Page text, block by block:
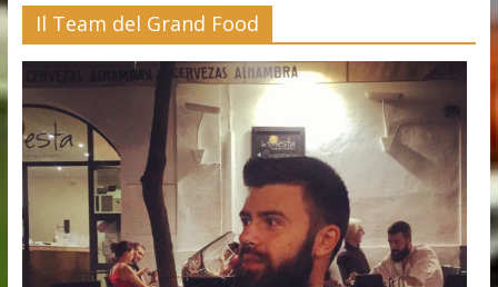
Il Team del Grand Food